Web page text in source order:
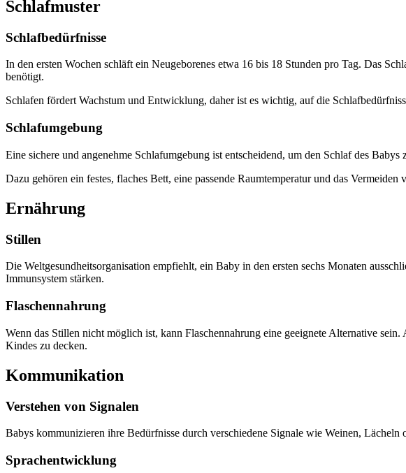
Schlafmuster
Schlafbedürfnisse
In den ersten Wochen schläft ein Neugeborenes etwa 16 bis 18 Stunden pro Tag. Das
benötigt.
Schlafen fördert Wachstum und Entwicklung, daher ist es wichtig, auf die
Schlafumgebung
Eine sichere und angenehme Schlafumgebung ist entscheidend, um den Schlaf des Babys
Dazu gehören ein festes, flaches Bett, eine passende Raumtemperatur und das
Ernährung
Stillen
Die Weltgesundheitsorganisation empfiehlt, ein Baby in den ersten sechs Monaten
Immunsystem stärken.
Flaschennahrung
Wenn das Stillen nicht möglich ist, kann Flaschennahrung eine geeignete Alternative
Kindes zu decken.
Kommunikation
Verstehen von Signalen
Babys kommunizieren ihre Bedürfnisse durch verschiedene Signale wie Weinen, Lächeln
Sprachentwicklung